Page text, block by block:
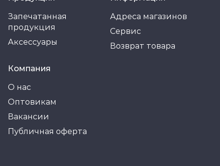
Запечатанная
продукция
Аксессуары
Адреса магазинов
Сервис
Возврат товара
Компания
О нас
Оптовикам
Вакансии
Публичная оферта